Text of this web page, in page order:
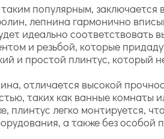
популярным,
лепнина гармонично
идеально
и резьбой, которые
и простой плинтус, который
отличается высокой
таких как ванные комнаты
легко монтируется,
а также без особой